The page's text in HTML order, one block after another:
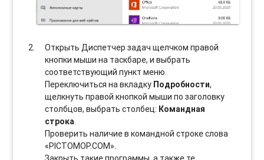
Открыть Диспетчер задач щелчком правой
кнопки мыши на таскбаре, и выбрать
соотвeтствующий пункт меню.
Переключиться на вкладку Подробности,
щелкнуть правой кнопкой мыши по заголовку
столбцов, выбрать столбец: Командная
строка.
Проверить наличие в командной строке слова
«PICTOMOP.COM».